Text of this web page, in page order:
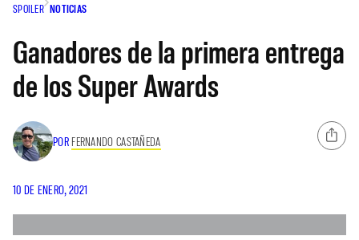
SPOILER NOTICIAS
Ganadores de la primera entrega
de los Super Awards
POR FERNANDO CASTAÑEDA
10 DE ENERO, 2021